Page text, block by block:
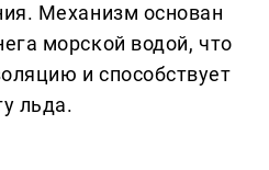
Механизм основан
морской водой, что
и способствует
льда.